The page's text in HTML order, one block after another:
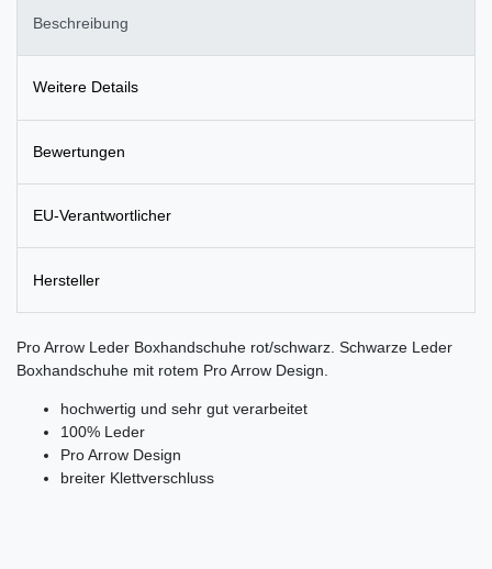
Beschreibung
Weitere Details
Bewertungen
EU-Verantwortlicher
Hersteller
Pro Arrow Leder Boxhandschuhe rot/schwarz. Schwarze Leder
Boxhandschuhe mit rotem Pro Arrow Design.
hochwertig und sehr gut verarbeitet
100% Leder
Pro Arrow Design
breiter Klettverschluss